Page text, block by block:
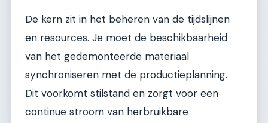
De kern zit in het beheren van de tijdslijnen
en resources. Je moet de beschikbaarheid
van het gedemonteerde materiaal
synchroniseren met de productieplanning.
Dit voorkomt stilstand en zorgt voor een
continue stroom van herbruikbare